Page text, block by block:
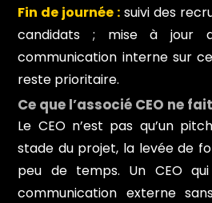
Fin de journée : suivi des
candidats ; mise à jour
communication interne sur
reste prioritaire.
Ce que l’associé CEO ne
Le CEO n’est pas qu’un
stade du projet, la levée de
peu de temps. Un CEO
communication externe